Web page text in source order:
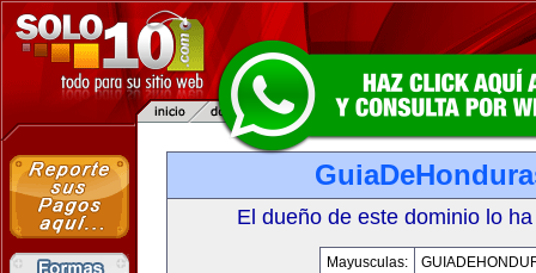
El dueño de este dominio lo
Mayusculas: